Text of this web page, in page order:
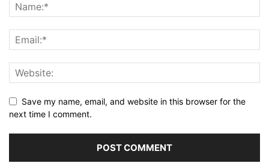
Save my name, email, and website in this browser for the
next time I comment.